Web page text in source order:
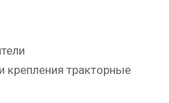
крепления тракторные